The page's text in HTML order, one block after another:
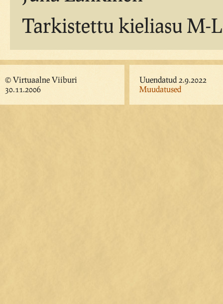
Tarkistettu kieliasu M-
© Virtuaalne Viiburi
30.11.2006
Uuendatud 2.9.2022
Muudatused